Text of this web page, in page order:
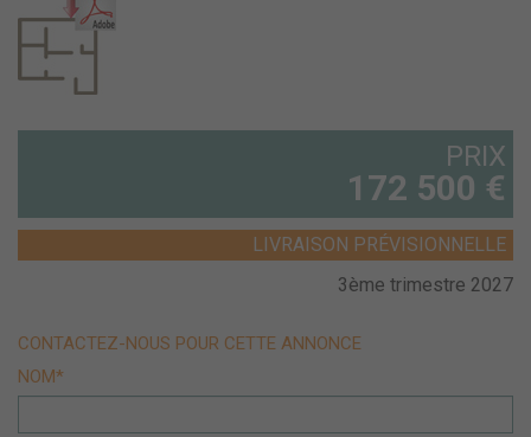
PRIX
172 500 €
LIVRAISON PRÉVISIONNELLE
3ème trimestre 2027
CONTACTEZ-NOUS POUR CETTE ANNONCE
NOM*